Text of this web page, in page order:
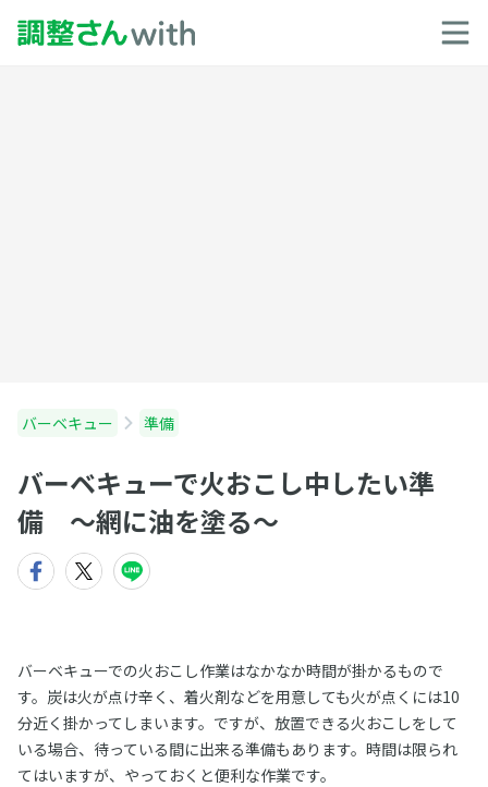
バーベキュー 準備
バーベキューで火おこし中したい準
備 〜網に油を塗る〜
バーベキューでの火おこし作業はなかなか時間が掛かるもので
す。炭は火が点け辛く、着火剤などを用意しても火が点くには10
分近く掛かってしまいます。ですが、放置できる火おこしをして
いる場合、待っている間に出来る準備もあります。時間は限られ
てはいますが、やっておくと便利な作業です。